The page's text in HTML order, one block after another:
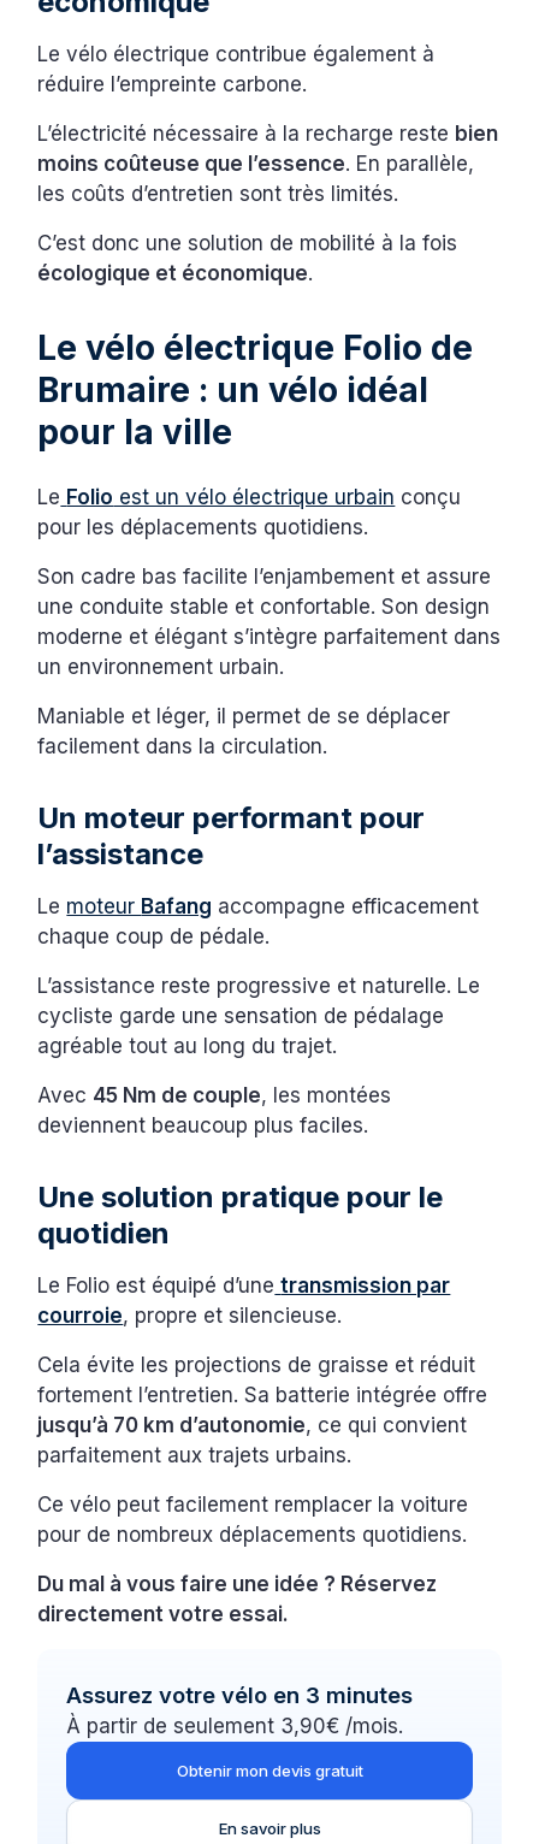
Le vélo électrique contribue également à
réduire l’empreinte carbone.
L’électricité nécessaire à la recharge reste bien
moins coûteuse que l’essence. En parallèle,
les coûts d’entretien sont très limités.
C’est donc une solution de mobilité à la fois
écologique et économique.
Le vélo électrique Folio de
Brumaire : un vélo idéal
pour la ville
Le Folio est un vélo électrique urbain conçu
pour les déplacements quotidiens.
Son cadre bas facilite l’enjambement et assure
une conduite stable et confortable. Son design
moderne et élégant s’intègre parfaitement dans
un environnement urbain.
Maniable et léger, il permet de se déplacer
facilement dans la circulation.
Un moteur performant pour
l’assistance
Le moteur Bafang accompagne efficacement
chaque coup de pédale.
L’assistance reste progressive et naturelle. Le
cycliste garde une sensation de pédalage
agréable tout au long du trajet.
Avec 45 Nm de couple, les montées
deviennent beaucoup plus faciles.
Une solution pratique pour le
quotidien
Le Folio est équipé d’une transmission par
courroie, propre et silencieuse.
Cela évite les projections de graisse et réduit
fortement l’entretien. Sa batterie intégrée offre
jusqu’à 70 km d’autonomie, ce qui convient
parfaitement aux trajets urbains.
Ce vélo peut facilement remplacer la voiture
pour de nombreux déplacements quotidiens.
Du mal à vous faire une idée ? Réservez
directement votre essai.
Assurez votre vélo en 3 minutes
À partir de seulement 3,90€ /mois.
Obtenir mon devis gratuit
En savoir plus